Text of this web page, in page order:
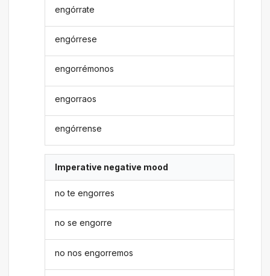
engórrate
engórrese
engorrémonos
engorraos
engórrense
Imperative negative mood
no te engorres
no se engorre
no nos engorremos